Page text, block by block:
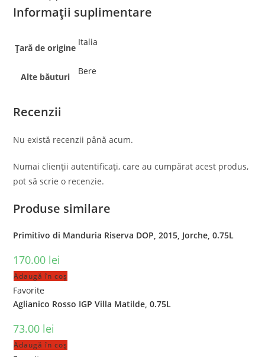
Informații suplimentare
Țară de origine
Italia
Alte băuturi
Bere
Recenzii
Nu există recenzii până acum.
Numai clienții autentificați, care au cumpărat acest produs,
pot să scrie o recenzie.
Produse similare
Primitivo di Manduria Riserva DOP, 2015, Jorche, 0.75L
170.00 lei
Adaugă în coș
Favorite
Aglianico Rosso IGP Villa Matilde, 0.75L
73.00 lei
Adaugă în coș